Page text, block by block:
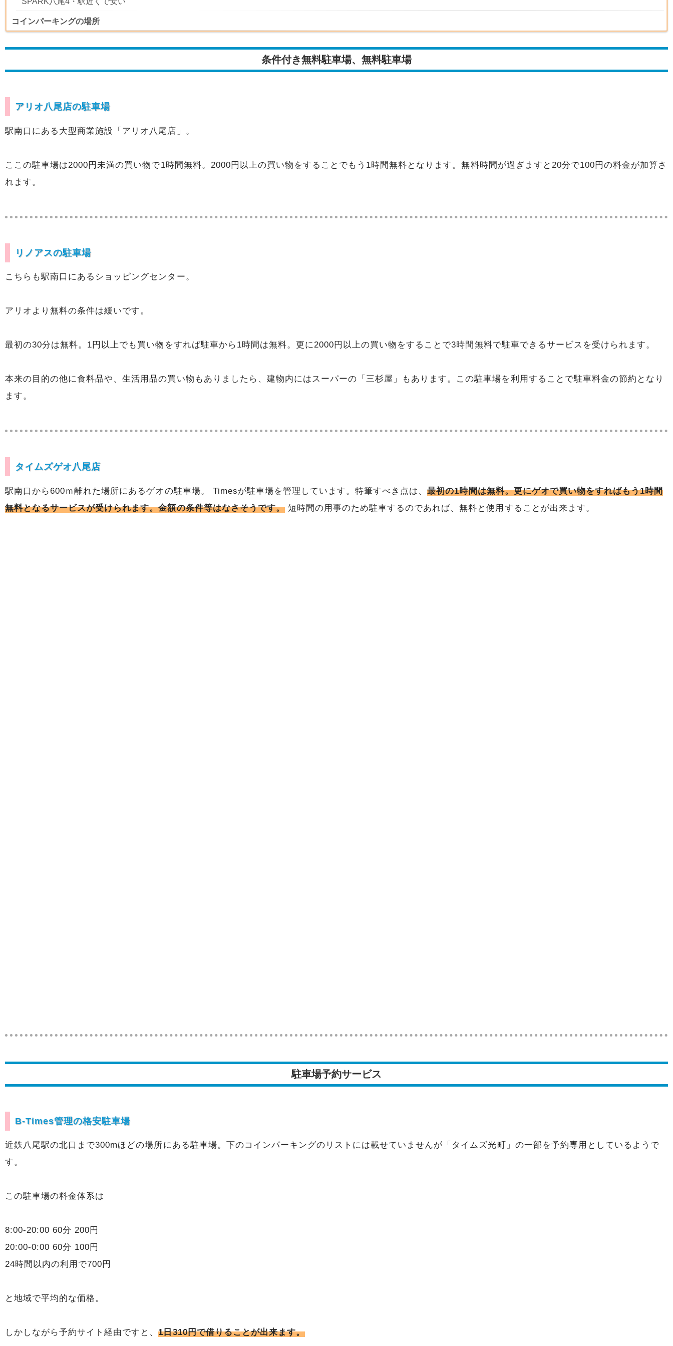
コインパーキングの場所
条件付き無料駐車場、無料駐車場
アリオ八尾店の駐車場
駅南口にある大型商業施設「アリオ八尾店」。
ここの駐車場は2000円未満の買い物で1時間無料。2000円以上の買い物をすることでもう1時間無料となります。無料時間が過ぎますと20分で100円の料金が加算さ
れます。
リノアスの駐車場
こちらも駅南口にあるショッピングセンター。
アリオより無料の条件は緩いです。
最初の30分は無料。1円以上でも買い物をすれば駐車から1時間は無料。更に2000円以上の買い物をすることで3時間無料で駐車できるサービスを受けられます。
本来の目的の他に食料品や、生活用品の買い物もありましたら、建物内にはスーパーの「三杉屋」もあります。この駐車場を利用することで駐車料金の節約となり
ます。
タイムズゲオ八尾店
駅南口から600ｍ離れた場所にあるゲオの駐車場。 Timesが駐車場を管理しています。特筆すべき点は、最初の1時間は無料。更にゲオで買い物をすればもう1時間
無料となるサービスが受けられます。金額の条件等はなさそうです。短時間の用事のため駐車するのであれば、無料と使用することが出来ます。
駐車場予約サービス
B-Times管理の格安駐車場
近鉄八尾駅の北口まで300mほどの場所にある駐車場。下のコインパーキングのリストには載せていませんが「タイムズ光町」の一部を予約専用としているようで
す。
この駐車場の料金体系は
8:00-20:00 60分 200円
20:00-0:00 60分 100円
24時間以内の利用で700円
と地域で平均的な価格。
しかしながら予約サイト経由ですと、1日310円で借りることが出来ます。